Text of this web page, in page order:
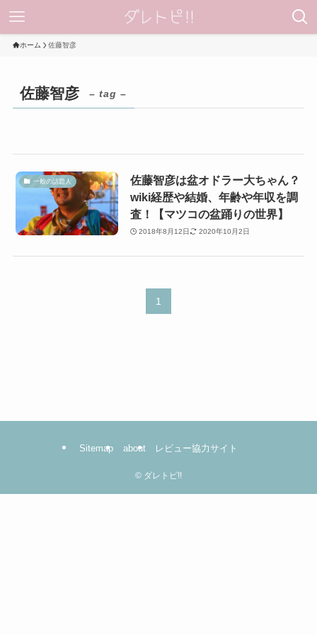
ホーム 佐藤智彦
佐藤智彦 – tag –
一般の話題人
佐藤智彦は盆オドラー大ちゃん？
wiki経歴や結婚、年齢や年収を調
査！【マツコの盆踊りの世界】
2018年8月12日 2020年10月2日
1
Sitemap about レビュー協力サイト
© ダレトピ!!